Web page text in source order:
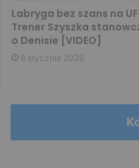
Labryga bez szans na
Trener Szyszka
o Denisie [VIDEO]
8 stycznia 2025